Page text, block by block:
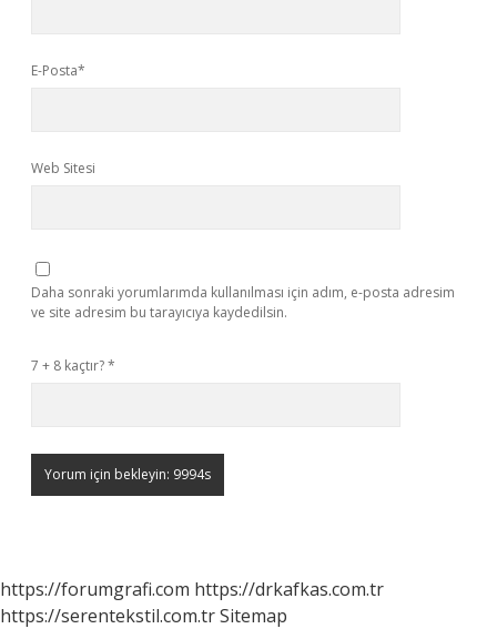
E-Posta*
Web Sitesi
Daha sonraki yorumlarımda kullanılması için adım, e-posta adresim
ve site adresim bu tarayıcıya kaydedilsin.
7 + 8 kaçtır?*
https://forumgrafi.com https://drkafkas.com.tr
https://serentekstil.com.trSitemap